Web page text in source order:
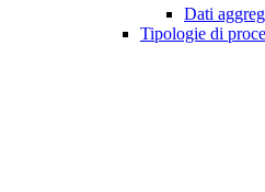
Dati
Tipologie di